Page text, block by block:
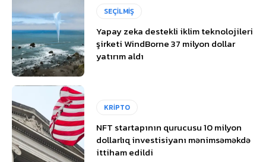
SEÇİLMİŞ
Yapay zeka destekli iklim teknolojileri
şirketi WindBorne 37 milyon dollar
yatırım aldı
KRİPTO
NFT startapının qurucusu 10 milyon
dollarlıq investisiyanı mənimsəməkdə
ittiham edildi